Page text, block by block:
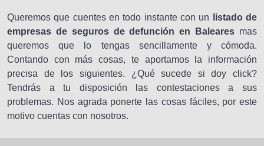
Queremos que cuentes en todo instante con un
listado de
empresas de seguros de defunción en Baleares mas
queremos que lo tengas sencillamente y cómoda.
Contando con más cosas, te aportamos la información
precisa de los siguientes. ¿Qué sucede si doy click?
Tendrás a tu disposición las contestaciones a sus
problemas. Nos agrada ponerte las cosas fáciles, por este
motivo cuentas con nosotros.